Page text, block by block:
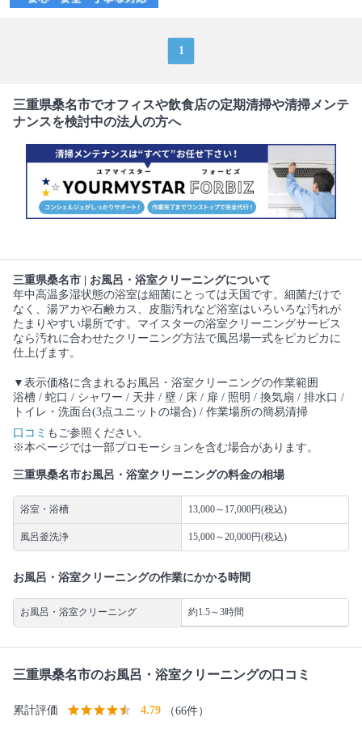
1
三重県桑名市でオフィスや飲食店の定期清掃や清掃メンテ
ナンスを検討中の法人の方へ
三重県桑名市 | お風呂・浴室クリーニングについて
年中高温多湿状態の浴室は細菌にとっては天国です。細菌だけで
なく、湯アカや石鹸カス、皮脂汚れなど浴室はいろいろな汚れが
たまりやすい場所です。マイスターの浴室クリーニングサービス
なら汚れに合わせたクリーニング方法で風呂場一式をピカピカに
仕上げます。
▼表示価格に含まれるお風呂・浴室クリーニングの作業範囲
浴槽 / 蛇口 / シャワー / 天井 / 壁 / 床 / 扉 / 照明 / 換気扇 / 排水口 /
トイレ・洗面台(3点ユニットの場合) / 作業場所の簡易清掃
口コミ もご参照ください。
※本ページでは一部プロモーションを含む場合があります。
三重県桑名市お風呂・浴室クリーニングの料金の相場
浴室・浴槽 13,000～17,000円(税込)
風呂釜洗浄 15,000～20,000円(税込)
お風呂・浴室クリーニングの作業にかかる時間
お風呂・浴室クリーニング 約1.5～3時間
三重県桑名市のお風呂・浴室クリーニングの口コミ
累計評価 4.79 （66件）